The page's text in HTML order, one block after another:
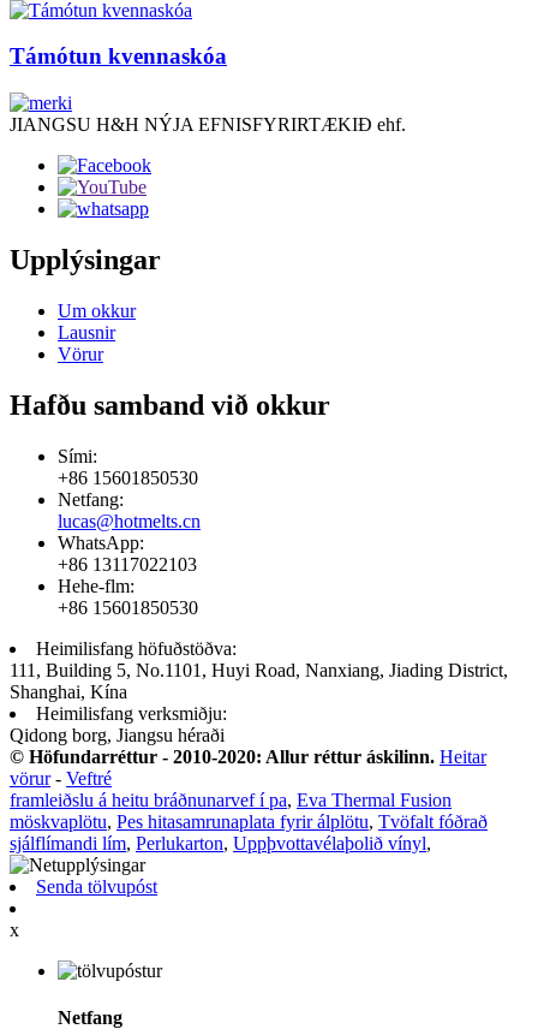
Támótun kvennaskóa
JIANGSU H&H NÝJA EFNISFYRIRTÆKIÐ ehf.
Upplýsingar
Um okkur
Lausnir
Vörur
Hafðu samband við okkur
Sími:
+86 15601850530
Netfang:
lucas@hotmelts.cn
WhatsApp:
+86 13117022103
Hehe-flm:
+86 15601850530
Heimilisfang höfuðstöðva:
111, Building 5, No.1101, Huyi Road, Nanxiang, Jiading District,
Shanghai, Kína
Heimilisfang verksmiðju:
Qidong borg, Jiangsu héraði
© Höfundarréttur - 2010-2020: Allur réttur áskilinn. Heitar
vörur- Veftré
framleiðslu á heitu bráðnunarvef í pa, Eva Thermal Fusion
möskvaplötu, Pes hitasamrunaplata fyrir álplötu, Tvöfalt fóðrað
sjálflímandi lím, Perlukarton, Uppþvottavélaþolið vínyl,
Senda tölvupóst
x
Netfang